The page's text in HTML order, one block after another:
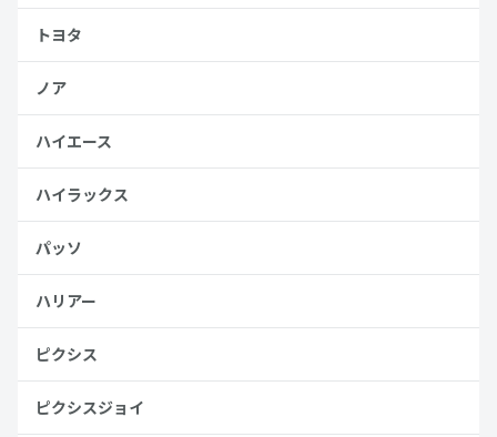
トヨタ
ノア
ハイエース
ハイラックス
パッソ
ハリアー
ピクシス
ピクシスジョイ